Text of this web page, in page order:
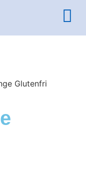
Glutenfri